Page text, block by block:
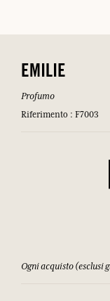
EMILIE
Profumo
Riferimento : F7003
Ogni acquisto (esclusi